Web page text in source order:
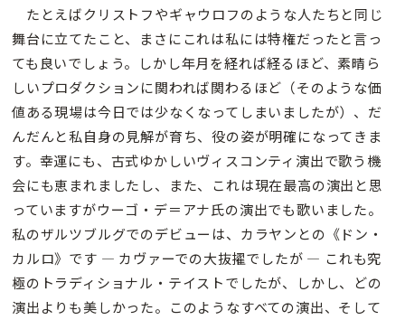
たとえばクリストフやギャウロフのような人たちと同じ
舞台に立てたこと、まさにこれは私には特権だったと言っ
ても良いでしょう。しかし年月を経れば経るほど、素晴ら
しいプロダクションに関われば関わるほど（そのような価
値ある現場は今日では少なくなってしまいましたが）、だ
んだんと私自身の見解が育ち、役の姿が明確になってきま
す。幸運にも、古式ゆかしいヴィスコンティ演出で歌う機
会にも恵まれましたし、また、これは現在最高の演出と思
っていますがウーゴ・デ＝アナ氏の演出でも歌いました。
私のザルツブルグでのデビューは、カラヤンとの《ドン・
カルロ》です — カヴァーでの大抜擢でしたが — これも究
極のトラディショナル・テイストでしたが、しかし、どの
演出よりも美しかった。このようなすべての演出、そして